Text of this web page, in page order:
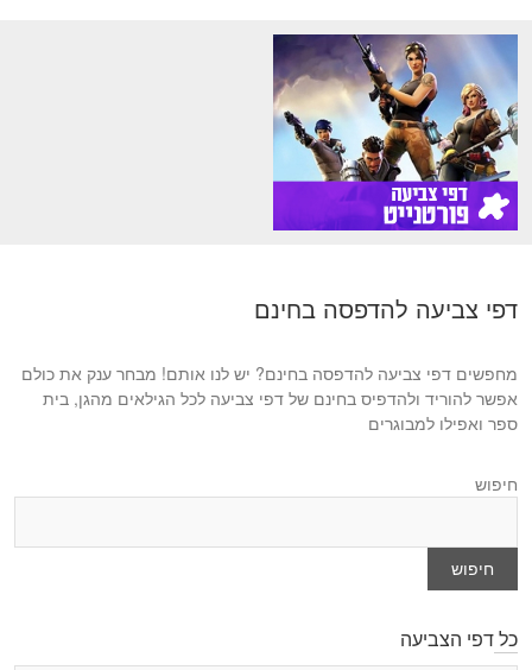
דפי צביעה להדפסה בחינם
מחפשים דפי צביעה להדפסה בחינם? יש לנו אותם! מבחר ענק את כולם
אפשר להוריד ולהדפיס בחינם של דפי צביעה לכל הגילאים מהגן, בית
ספר ואפילו למבוגרים
חיפוש
חיפוש
כל דפי הצביעה